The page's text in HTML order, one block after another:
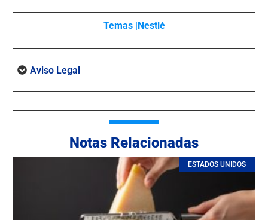
Temas |Nestlé
Aviso Legal
Notas Relacionadas
ESTADOS UNIDOS